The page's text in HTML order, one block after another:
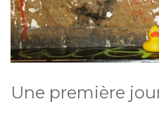
Une première